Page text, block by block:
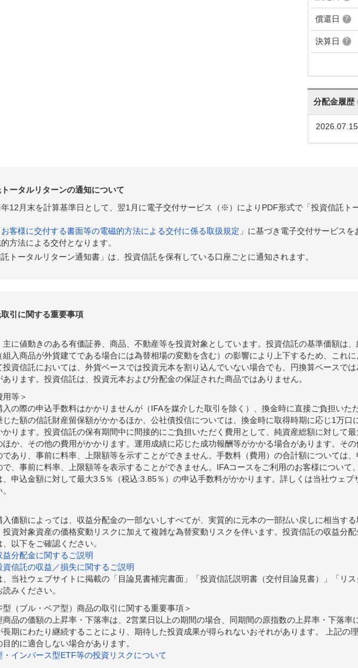
償還日
決算日
分配金履歴
2026.07.15
ータルリターンの通知について
年12月末を計算基準日として、翌1月に電子交付サービス（※）によりPDF形式で「投資信託ト
お客様に交付する書面等の電磁的方法による交付に係る取扱規定 」に基づき電子交付サービス
方法による交付となります。
託トータルリターン通知書」は、投資信託を保有している口座ごとに通知されます。
引に関する重要事項
主に値動きのある有価証券、商品、不動産等を投資対象としています。投資信託の基準価額は
組入商品が外貨建てである場合には為替相場の変動を含む）の影響により上下するため、これ
投資信託においては、外貨ベースでは投資元本を割り込んでいない場合でも、円換算ベースで
ります。投資信託は、投資元本および分配金の保証された商品ではありません。
用等＞
入の際の申込手数料はかかりませんが（IFAを媒介した取引を除く）、換金時に直接ご負担いた
じた額の信託財産留保額がかかるほか、公社債投信については、換金時に取得時期に応じ1万
かります。投資信託の保有期間中に間接的にご負担いただく費用として、純資産総額に対して
ほか、その他の費用がかかります。運用成績に応じた成功報酬等がかかる場合があります。そ
であり、事前に料率、上限額等を示すことができません。手数料（費用）の合計額については
で、事前に料率、上限額等を表示することができません。IFAコースをご利用のお客様について
、申込金額に対して最大3.5％（税込:3.85％）の申込手数料がかかります。詳しくは当社ウェ
入価額によっては、収益分配金の一部ないしすべてが、実質的に元本の一部払い戻しに相当す
投資対象資産の価格変動リスクに加えて複雑な為替変動リスクを伴います。投資信託の収益分
以下をご確認ください。
益分配金に関するご説明
資信託の収益／損失に関するご説明
、当社ウェブサイトに掲載の「目論見書補完書面」「投資信託説明書（交付目論見書）」「リ
みください。
型（ブル・ベア型）商品の取引に関する重要事項＞
商品の価額の上昇率・下落率は、2営業日以上の期間の場合、同期間の原指数の上昇率・下落率
長期にわたり継続することにより、期待した投資成果が得られないおそれがあります。 上記の
目的に適合しない場合があります。
・インバース型ETF等の投資リスクについて